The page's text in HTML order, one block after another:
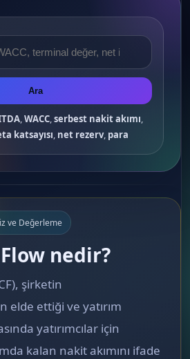
Ara
,WACC,serbest nakit akımı,
katsayısı, net rezerv, para
ve Değerleme
nedir?
şirketin
elde ettiği ve yatırım
yatırımcılar için
kalan nakit akımını ifade